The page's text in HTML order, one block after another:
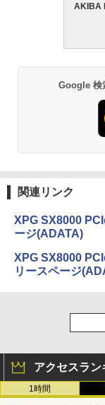
AKIBA
Google 検
関連リンク
XPG SX8000
ージ(ADATA)
XPG SX8000
リースページ
アクセスラン
1時間